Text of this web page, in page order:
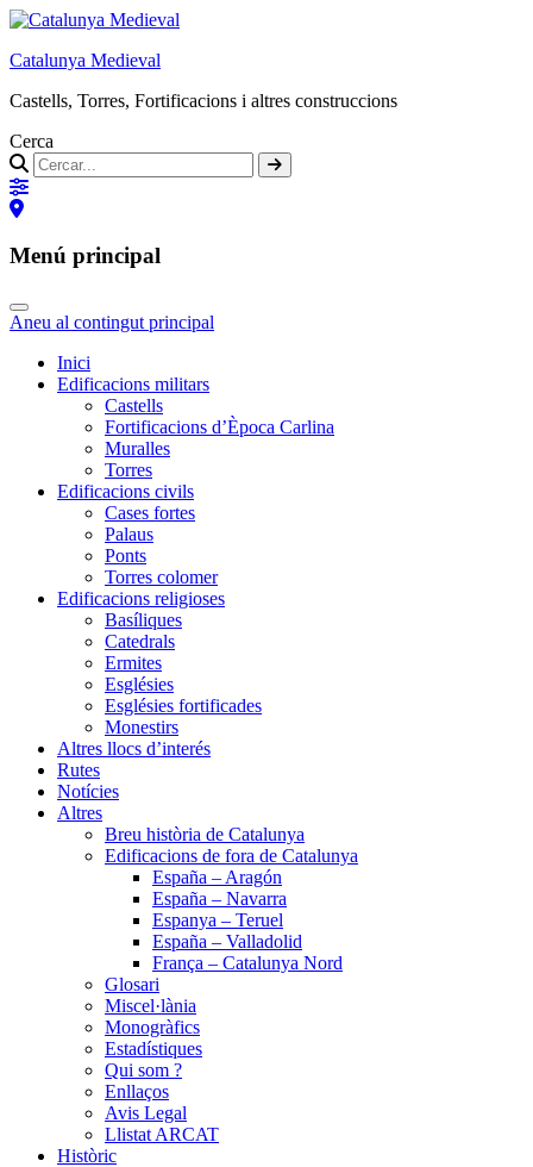
Catalunya Medieval
Castells, Torres, Fortificacions i altres construccions
Cerca
Menú principal
Aneu al contingut principal
Inici
Edificacions militars
Castells
Fortificacions d’Època Carlina
Muralles
Torres
Edificacions civils
Cases fortes
Palaus
Ponts
Torres colomer
Edificacions religioses
Basíliques
Catedrals
Ermites
Esglésies
Esglésies fortificades
Monestirs
Altres llocs d’interés
Rutes
Notícies
Altres
Breu història de Catalunya
Edificacions de fora de Catalunya
España – Aragón
España – Navarra
Espanya – Teruel
España – Valladolid
França – Catalunya Nord
Glosari
Miscel·lània
Monogràfics
Estadístiques
Qui som ?
Enllaços
Avis Legal
Llistat ARCAT
Històric